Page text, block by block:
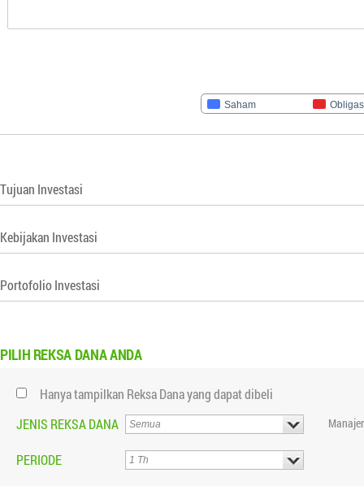
Saham
Tujuan Investasi
Kebijakan Investasi
Portofolio Investasi
PILIH REKSA DANA ANDA
Hanya tampilkan Reksa Dana yang dapat dibeli
JENIS REKSA DANA
PERIODE